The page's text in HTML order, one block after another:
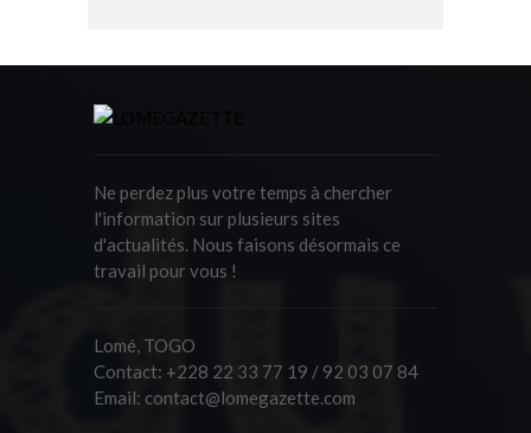
Ne perdez plus votre temps à chercher
l'information sur plusieurs sites
d'actualités. Nous faisons désormais ce
travail pour vous !
Lomé, TOGO
Contact: +228 22 33 77 19 / 92 03 07 84
Email: contact@lomegazette.com